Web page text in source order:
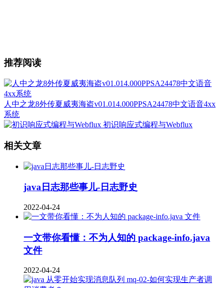
推荐阅读
人中之龙8外传夏威夷海盗v01.014.000PPSA24478中文语音4xx
系统
初识响应式编程与Webflux
相关文章
java日志那些事儿-日志野史
2022-04-24
一文带你看懂：不为人知的 package-info.java
文件
2022-04-24